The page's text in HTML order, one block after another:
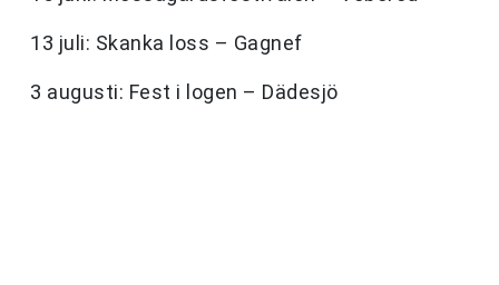
13 juli: Skanka loss – Gagnef
3 augusti: Fest i logen – Dädesjö